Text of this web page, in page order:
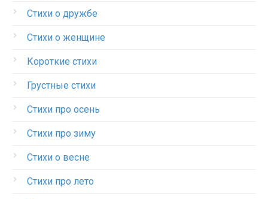
Стихи о дружбе
Стихи о женщине
Короткие стихи
Грустные стихи
Стихи про осень
Стихи про зиму
Стихи о весне
Стихи про лето